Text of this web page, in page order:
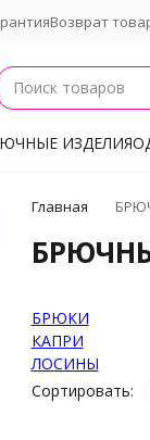
Возврат
ИЗДЕЛИЯ
Главная
БРЮКИ
КАПРИ
ЛОСИНЫ
Сортировать: